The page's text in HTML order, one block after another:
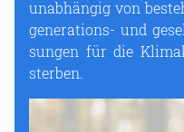
un­ab­hän­gig von
generations-​ und
sun­gen für die
ster­ben.